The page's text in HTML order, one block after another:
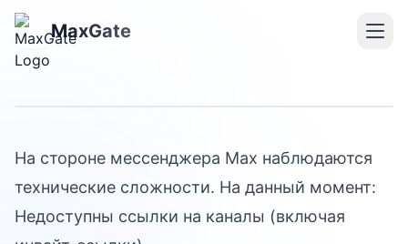
MaxGate
Массовый сбой
мессенджера MAX
На стороне мессенджера Max наблюдаются
технические сложности. На данный момент:
Недоступны ссылки на каналы (включая